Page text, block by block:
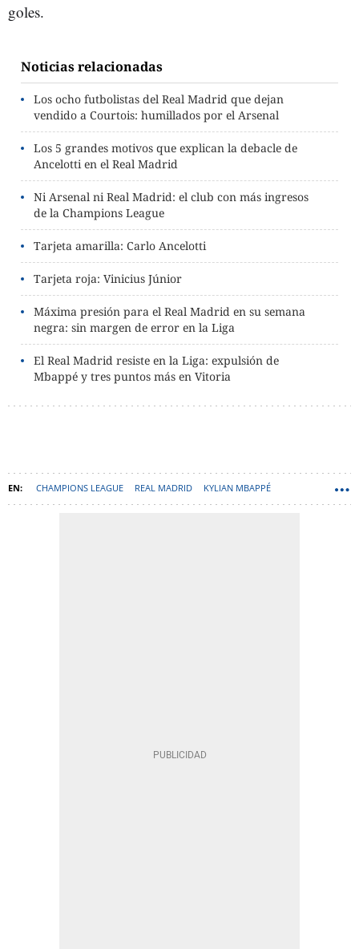
goles.
Noticias relacionadas
Los ocho futbolistas del Real Madrid que dejan
vendido a Courtois: humillados por el Arsenal
Los 5 grandes motivos que explican la debacle de
Ancelotti en el Real Madrid
Ni Arsenal ni Real Madrid: el club con más ingresos
de la Champions League
Tarjeta amarilla: Carlo Ancelotti
Tarjeta roja: Vinicius Júnior
Máxima presión para el Real Madrid en su semana
negra: sin margen de error en la Liga
El Real Madrid resiste en la Liga: expulsión de
Mbappé y tres puntos más en Vitoria
CHAMPIONS LEAGUE REAL MADRID KYLIAN MBAPPÉ